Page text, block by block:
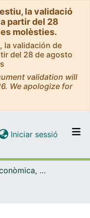
la validació
partir del 28
molèsties.
la validación de
del 28 de agosto
validation will
We apologize for
per tot el DD
Iniciar sessió (current)
Matemàtica Econòmica, Financera i Actuarial